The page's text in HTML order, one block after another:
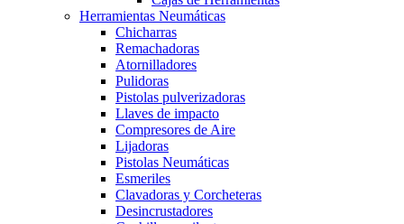
Herramientas Neumáticas
Chicharras
Remachadoras
Atornilladores
Pulidoras
Pistolas pulverizadoras
Llaves de impacto
Compresores de Aire
Lijadoras
Pistolas Neumáticas
Esmeriles
Clavadoras y Corcheteras
Desincrustadores